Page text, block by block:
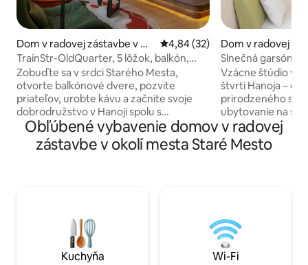
Dom v radovej zástavbe v m
este Hoàn Kiếm
Priemerné ohodnotenie 4,84
4,84 (32)
TrainStr-OldQuarter, 5 lôžok, balkón,
projektor, vírivka
Zobuďte sa v srdci Starého Mesta,
otvorte balkónové dvere, pozvite
priateľov, urobte kávu a začnite svoje
dobrodružstvo v Hanoji spolu s
HomieStay. Dom sa nachádza na
križovatke štyroch ciest v starej štvrti
Hanoja a ponúka výhľad na slávnostné
výhľadom na ulicu, projektor na filmové
večery, relaxačnú vaňu a bezplatné
pranie bielizne. Obchod so zmiešaným
tovarom na 1. – 2. poschodí
Dom v radovej
este Hoàn Kiếm
Slnečná garsónka
štvrť | Vlaková
Vzácne štúdio v
štvrti Hanoja –
prirodzeného
ubytovanie na
bez spoločného
Prejdite sa do
železničnú ulicu.
hostiteľa na mieste. Vynikajúca
ľahká prechádzka
Vlakovú ulicu, do
atrakciám.
Obľúbené vybavenie domov v radovej
zástavbe v okolí mesta Staré Mesto
Kuchyňa Wi-Fi